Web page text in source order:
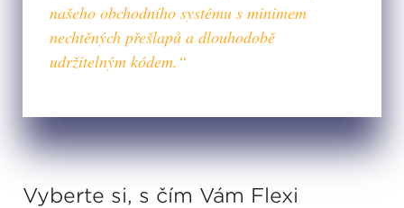
našeho obchodního systému s minimem
nechtěných přešlapů a dlouhodobě
udržitelným kódem.“
Vyberte si, s čím Vám Flexi